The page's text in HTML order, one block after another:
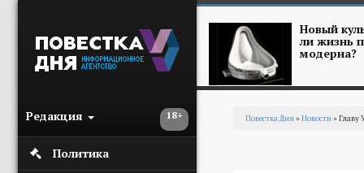
18+
Редакция
Политика
Новый
ли жизнь
модерна?
Повестка Дня» Новости» Главу